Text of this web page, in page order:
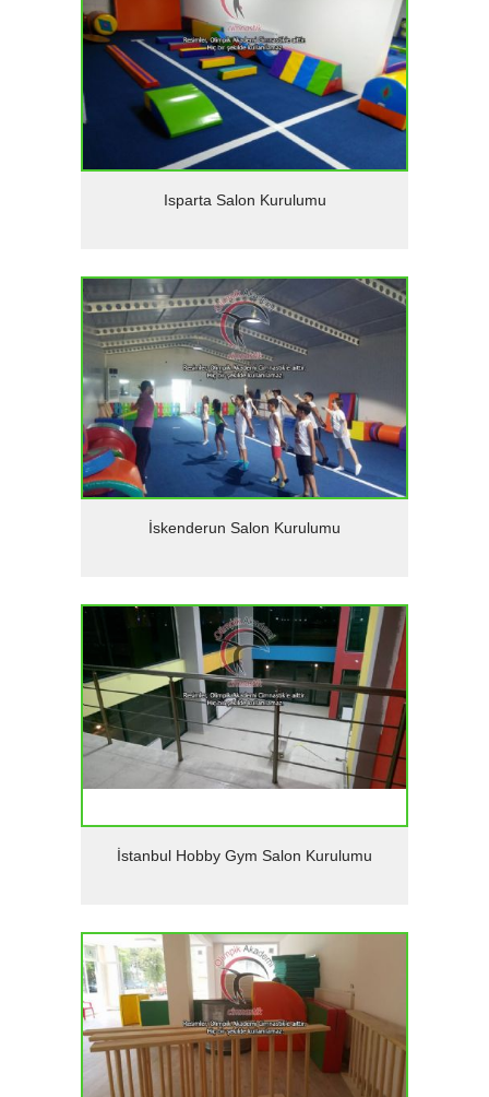
Detaylar
Isparta Salon Kurulumu
Detaylar
İskenderun Salon Kurulumu
Detaylar
İstanbul Hobby Gym Salon Kurulumu